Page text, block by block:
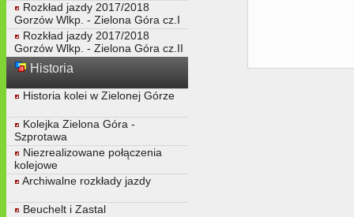
Rozkład jazdy 2017/2018
Gorzów Wlkp. - Zielona Góra cz.I
Rozkład jazdy 2017/2018
Gorzów Wlkp. - Zielona Góra cz.II
Historia
Historia kolei w Zielonej Górze
Kolejka Zielona Góra -
Szprotawa
Niezrealizowane połączenia
kolejowe
Archiwalne rozkłady jazdy
Beuchelt i Zastal